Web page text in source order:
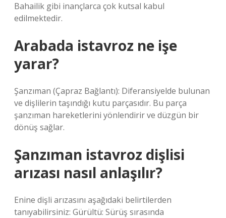
Bahailik gibi inançlarca çok kutsal kabul
edilmektedir.
Arabada istavroz ne işe
yarar?
Şanzıman (Çapraz Bağlantı): Diferansiyelde bulunan
ve dişlilerin taşındığı kutu parçasıdır. Bu parça
şanzıman hareketlerini yönlendirir ve düzgün bir
dönüş sağlar.
Şanzıman istavroz dişlisi
arızası nasıl anlaşılır?
Enine dişli arızasını aşağıdaki belirtilerden
tanıyabilirsiniz: Gürültü: Sürüş sırasında